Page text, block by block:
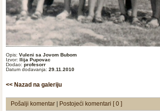
Opis: Vuleni sa Jovom Bubom
Izvor: Ilija Pupovac
Dodao: profesorr
Datum dodavanja: 29.11.2010
<< Nazad na galeriju
Pošalji komentar | Postojeći komentari [ 0 ]